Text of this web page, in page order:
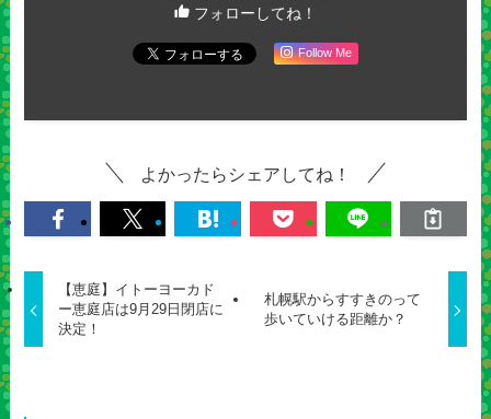
フォローしてね！
Follow Me
よかったらシェアしてね！
【恵庭】イトーヨーカド
ー恵庭店は9月29日閉店に
決定！
札幌駅からすすきのって
歩いていける距離か？